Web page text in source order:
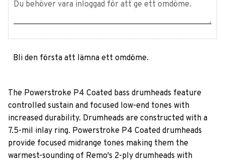
Bli den första att lämna ett omdöme.
The Powerstroke P4 Coated bass drumheads feature
controlled sustain and focused low-end tones with
increased durability. Drumheads are constructed with a
7.5-mil inlay ring. Powerstroke P4 Coated drumheads
provide focused midrange tones making them the
warmest-sounding of Remo's 2-ply drumheads with